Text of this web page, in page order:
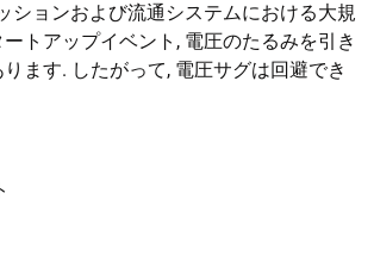
ションおよび流通システムにおける大規
トアップイベント, 電圧のたるみを引き
ます. したがって, 電圧サグは回避でき